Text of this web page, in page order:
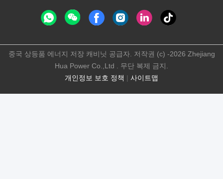
개인정보 보호 정책 | 사이트맵
중국 상등품 에너지 저장 캐비닛 공급자. 저작권 (c) -2026 Zhejiang
Hua Power Co.,Ltd . 무단 복제 금지.